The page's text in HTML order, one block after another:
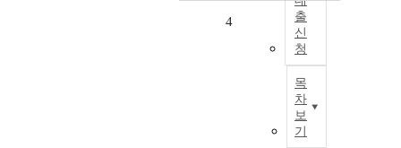
출
신
청
목
차
보
기
4